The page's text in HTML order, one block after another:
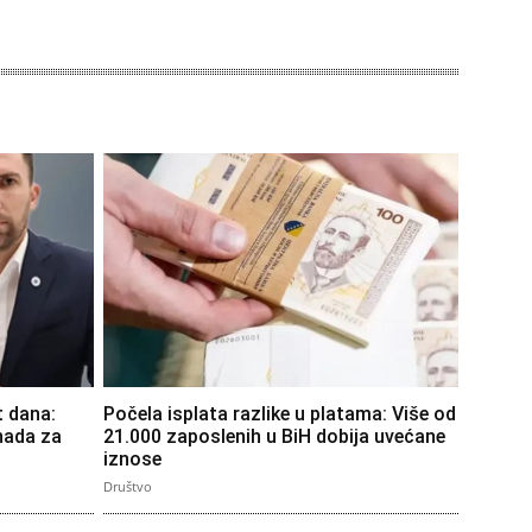
dana:
za
Počela isplata razlike u platama: Više od
21.000 zaposlenih u BiH dobija uvećane
iznose
Društvo